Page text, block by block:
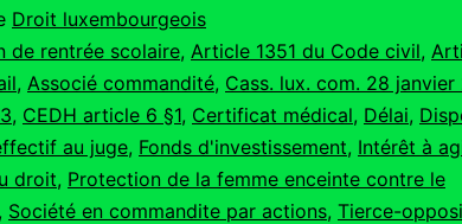
Droit luxembourgeois
de rentrée scolaire, Article 1351 du Code civil,
, Associé commandité, Cass. lux. com. 28 janvier
, CEDH article 6 §1, Certificat médical, Délai,
au juge, Fonds d'investissement, Intérêt à
droit, Protection de la femme enceinte contre le
, Société en commandite par actions, Tierce-